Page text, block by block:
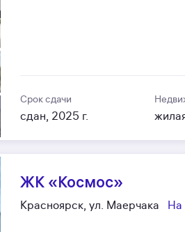
Срок сдачи
сдан, 2025 г.
ЖК «Космос»
Красноярск, ул. Маерчака На